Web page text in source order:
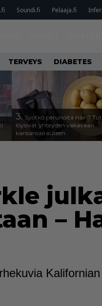
Soundi.fi Pelaaja.fi
TERVEYS DIABETES
3. Syötkö perunoita näin?
löysivät yhteyden vakavaan
kansansairauteen
–